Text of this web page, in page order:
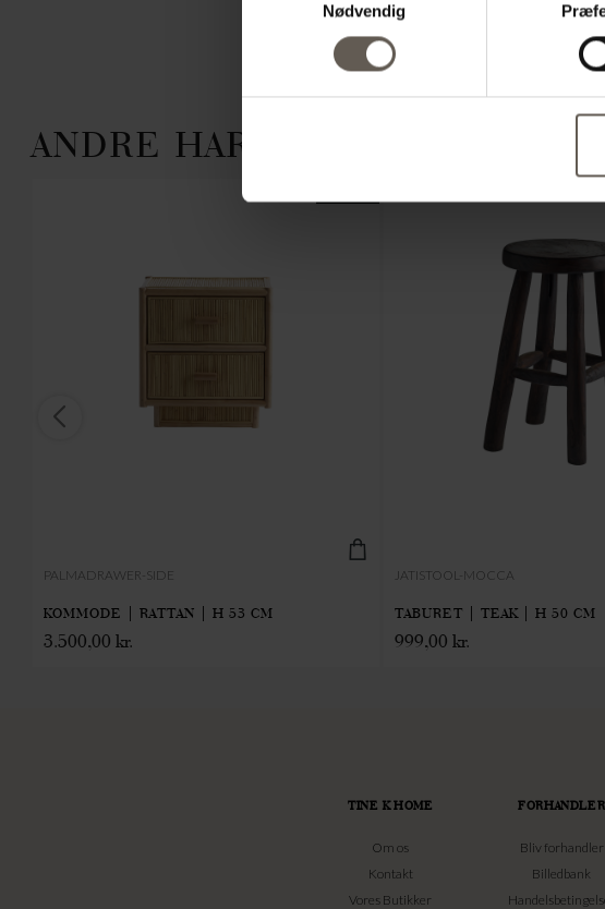
Nødvendig
ANDRE HAR OGSÅ VALGT:
PALMADRAWER-SIDE
KOMMODE | RATTAN | H 53 CM
3.500,00 kr.
JATISTOOL-MOCCA
TABURET | TEAK | H 50 CM
999,00 kr.
TINE K HOME
Om os
Kontakt
Vores Butikker
FORHANDLER
Bliv forhandler
Billedbank